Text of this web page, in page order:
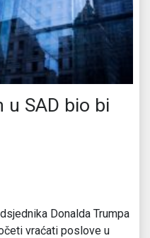
u SAD bio bi
Donalda Trumpa
vraćati poslove u